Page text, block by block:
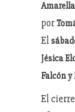
Amarella
por
El
Jésica
Falcón y
El